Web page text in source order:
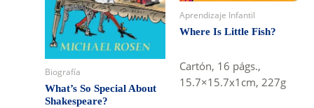
Biografía
What’s So Special About
Shakespeare?
Aprendizaje Infantil
Where Is Little Fish?
Cartón, 16 págs.,
15.7×15.7x1cm, 227g